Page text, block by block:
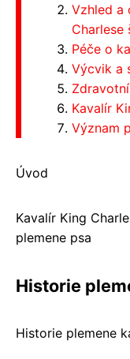
Vzhled a
Charlese
Péče o
Výcvik a
Kavalír
Význam
Úvod
Kavalír King
plemene psa
Historie
Historie plemene